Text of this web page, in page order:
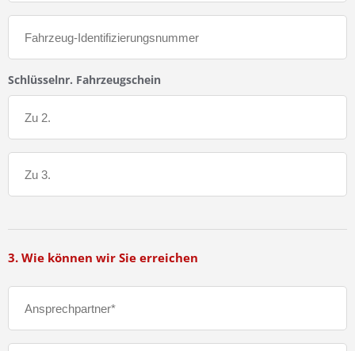
Schlüsselnr. Fahrzeugschein
3. Wie können wir Sie erreichen